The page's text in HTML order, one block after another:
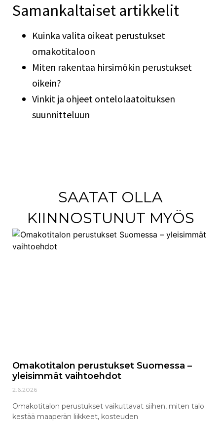
Samankaltaiset artikkelit
Kuinka valita oikeat perustukset
omakotitaloon
Miten rakentaa hirsimökin perustukset
oikein?
Vinkit ja ohjeet ontelolaatoituksen
suunnitteluun
SAATAT OLLA
KIINNOSTUNUT MYÖS
Omakotitalon perustukset Suomessa –
yleisimmät vaihtoehdot
2.6.2026
Omakotitalon perustukset vaikuttavat siihen, miten talo
kestää maaperän liikkeet, kosteuden